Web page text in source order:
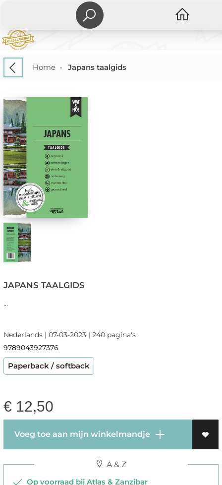
Home- Japans taalgids
JAPANS TAALGIDS
...
Nederlands | 07-03-2023 | 240 pagina's
9789043927376
Paperback / softback
€ 12,50
Voeg toe aan mijn winkelmandje
A & Z
Op voorraad bij Atlas & Zanzibar